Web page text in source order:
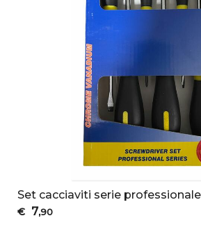
Set cacciaviti serie
€ 7,90